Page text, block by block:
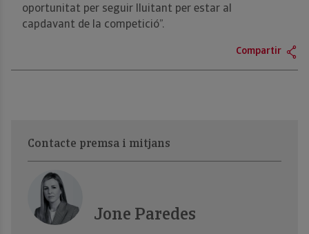
oportunitat per seguir lluitant per estar al
capdavant de la competició”.
Compartir
Contacte premsa i mitjans
Jone Paredes